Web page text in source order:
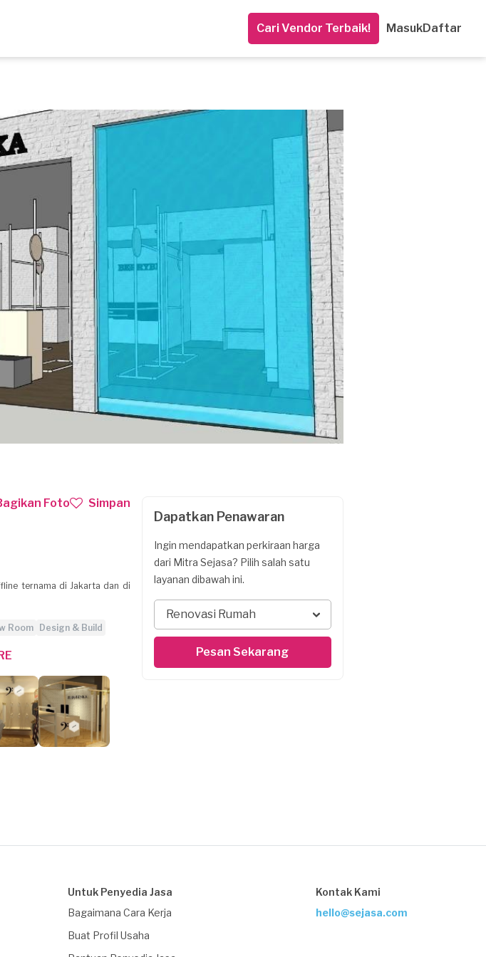
Cari Vendor Terbaik! MasukDaftar
Foto Simpan
ternama di Jakarta dan di
Room Design & Build
Dapatkan Penawaran
Ingin mendapatkan perkiraan harga
dari Mitra Sejasa? Pilih salah satu
layanan dibawah ini.
Renovasi Rumah
Pesan Sekarang
Untuk Penyedia Jasa
Bagaimana Cara Kerja
Buat Profil Usaha
Kontak Kami
hello@sejasa.com